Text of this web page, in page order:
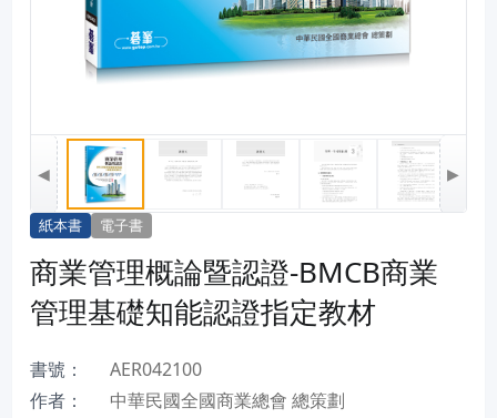
◀ ▶
紙本書 電子書
商業管理概論暨認證-BMCB商業
管理基礎知能認證指定教材
書號：
AER042100
作者：
中華民國全國商業總會 總策劃